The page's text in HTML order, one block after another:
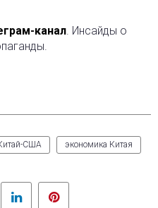
канал. Инсайды о
США экономика Китая
Twitter LinkedIn